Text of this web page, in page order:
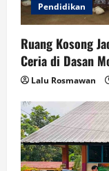
Pendidikan
Ruang Kosong
Ceria di Dasan
Lalu Rosmawan